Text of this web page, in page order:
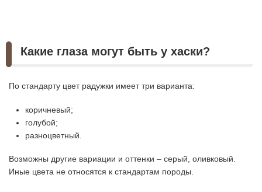
Какие глаза могут быть у хаски?
По стандарту цвет радужки имеет три варианта:
коричневый;
голубой;
разноцветный.
Возможны другие вариации и оттенки – серый, оливковый.
Иные цвета не относятся к стандартам породы.